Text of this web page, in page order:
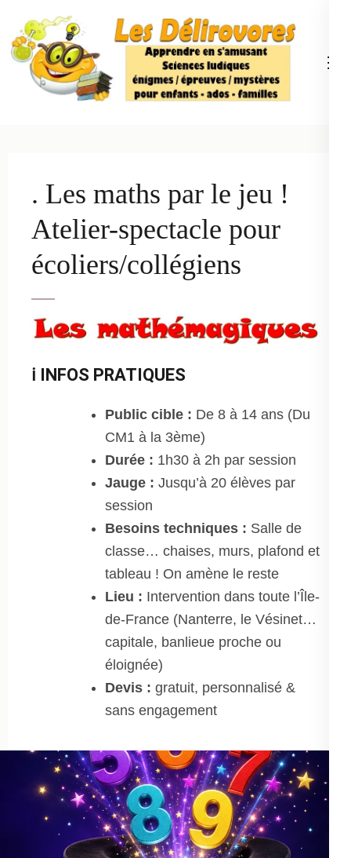
contenu
(Pressez
. Les maths par le jeu !
Atelier-spectacle pour
écoliers/collégiens
ℹ️ INFOS PRATIQUES
Public cible : De 8 à 14 ans (Du
CM1 à la 3ème)
Durée : 1h30 à 2h par session
Jauge : Jusqu’à 20 élèves par
session
Besoins techniques : Salle de
classe… chaises, murs, plafond et
tableau ! On amène le reste
Lieu : Intervention dans toute l’Île-
de-France (Nanterre, le Vésinet…
capitale, banlieue proche ou
éloignée)
Devis : gratuit, personnalisé &
sans engagement